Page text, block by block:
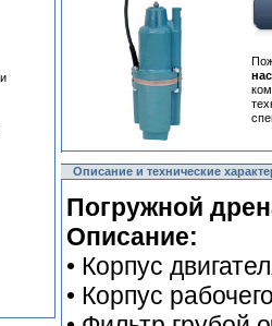
Описание и технические
Погружной
Описание:
• Корпус
• Корпус